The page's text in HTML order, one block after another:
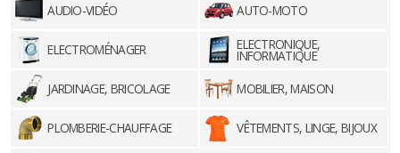
AUDIO-VIDÉO AUTO-MOTO
ELECTROMÉNAGER ELECTRONIQUE,
INFORMATIQUE
JARDINAGE, BRICOLAGE
MOBILIER, MAISON
PLOMBERIE-CHAUFFAGE VÊTEMENTS, LINGE, BIJOUX